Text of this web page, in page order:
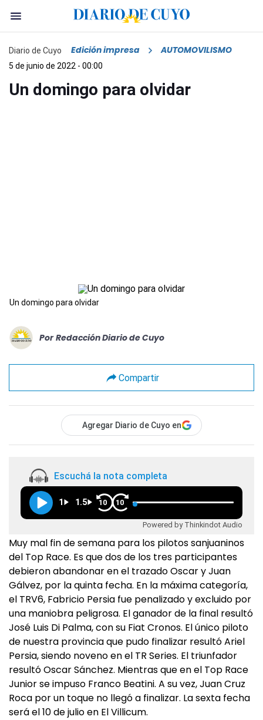
Diario de Cuyo Edición impresa AUTOMOVILISMO
5 de junio de 2022 - 00:00
Un domingo para olvidar
Un domingo para olvidar
Por Redacción Diario de Cuyo
Compartir
Agregar Diario de Cuyo en
Escuchá la nota completa
1 1.5 10 10
Powered by Thinkindot Audio
Muy mal fin de semana para los pilotos sanjuaninos
del Top Race. Es que dos de los tres participantes
debieron abandonar en el trazado Oscar y Juan
Gálvez, por la quinta fecha. En la máxima categoría,
el TRV6, Fabricio Persia fue penalizado y excluido por
una maniobra peligrosa. El ganador de la final resultó
José Luis Di Palma, con su Fiat Cronos. El único piloto
de nuestra provincia que pudo finalizar resultó Ariel
Persia, siendo noveno en el TR Series. El triunfador
resultó Oscar Sánchez. Mientras que en el Top Race
Junior se impuso Franco Beatini. A su vez, Juan Cruz
Roca por un toque no llegó a finalizar. La sexta fecha
será el 10 de julio en El Villicum.